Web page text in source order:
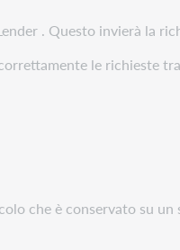
. Questo invierà la
le richieste
che è conservato su